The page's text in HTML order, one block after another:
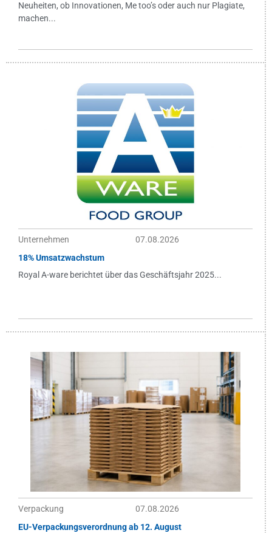
Neuheiten, ob Innovationen, Me too’s oder auch nur Plagiate,
machen...
Unternehmen
07.08.2026
18% Umsatzwachstum
Royal A-ware berichtet über das Geschäftsjahr 2025...
Verpackung
07.08.2026
EU-Verpackungsverordnung ab 12. August